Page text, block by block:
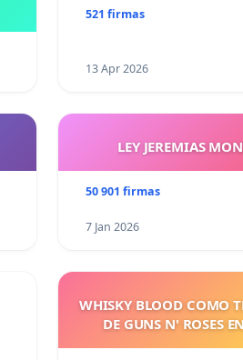
521 firmas
13 Apr 2026
LEY JEREMIAS
50 901 firmas
7 Jan 2026
WHISKY BLOOD COMO
DE GUNS N' ROSES